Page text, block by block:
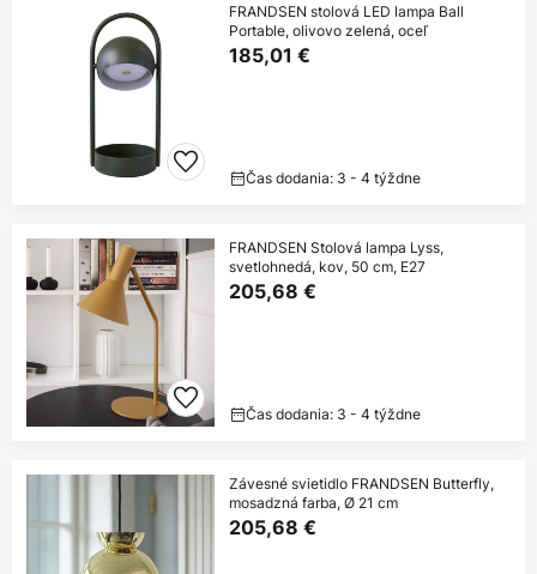
FRANDSEN stolová LED lampa Ball
Portable, olivovo zelená, oceľ
185,01 €
Čas dodania: 3 - 4 týždne
FRANDSEN Stolová lampa Lyss,
svetlohnedá, kov, 50 cm, E27
205,68 €
Čas dodania: 3 - 4 týždne
Závesné svietidlo FRANDSEN Butterfly,
mosadzná farba, Ø 21 cm
205,68 €